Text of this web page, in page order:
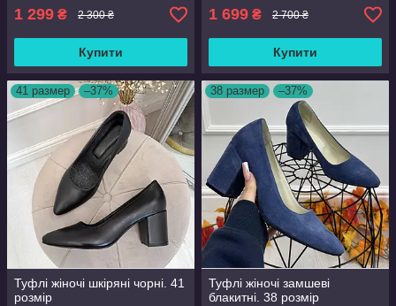
1 299 ₴ 2 300 ₴
Купити
1 699 ₴ 2 700 ₴
Купити
41 размер –37%
Туфлі жіночі шкіряні чорні. 41
розмір
38 размер –37%
Туфлі жіночі замшеві
блакитні. 38 розмір